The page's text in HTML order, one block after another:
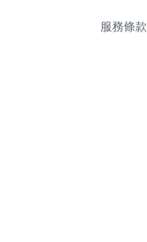
服務條款